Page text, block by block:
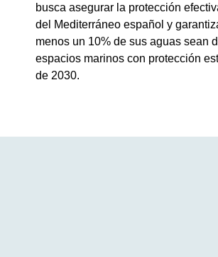
busca asegurar la protección
del Mediterráneo español y
menos un 10% de sus aguas sean
espacios marinos con protección
de 2030.